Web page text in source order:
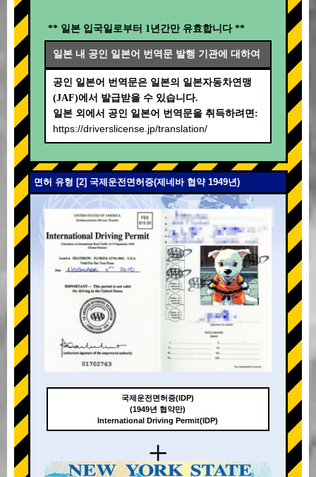
** 일본 입국일로부터 1년간만 유효합니다 **
일본 내 공인 일본어 번역문 발행 기관에 대하여
공인 일본어 번역문은 일본의 일본자동차연맹
(JAF)에서 발급받을 수 있습니다.
일본 외에서 공인 일본어 번역문을 취득하려면:
https://driverslicense.jp/translation/
면허 유형 [2] 국제운전면허증(제네바 협약 1949년)
+
국제운전면허증(IDP)
(1949년 협약만)
International Driving Permit(IDP)